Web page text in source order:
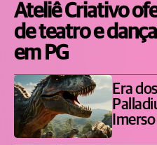
Ateliê Criativo
de teatro e
em PG
Era